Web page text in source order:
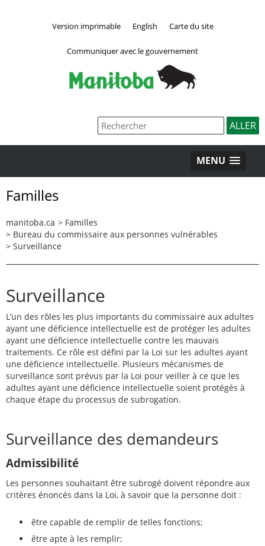
Version imprimable English Carte du site
Communiquer avec le gouvernement
MENU
Familles
manitoba.ca > Familles
> Bureau du commissaire aux personnes vulnérables
> Surveillance
Surveillance
L’un des rôles les plus importants du commissaire aux adultes
ayant une déficience intellectuelle est de protéger les adultes
ayant une déficience intellectuelle contre les mauvais
traitements. Ce rôle est défini par la Loi sur les adultes ayant
une déficience intellectuelle. Plusieurs mécanismes de
surveillance sont prévus par la Loi pour veiller à ce que les
adultes ayant une déficience intellectuelle soient protégés à
chaque étape du processus de subrogation.
Surveillance des demandeurs
Admissibilité
Les personnes souhaitant être subrogé doivent répondre aux
critères énoncés dans la Loi, à savoir que la personne doit :
être capable de remplir de telles fonctions;
être apte à les remplir;